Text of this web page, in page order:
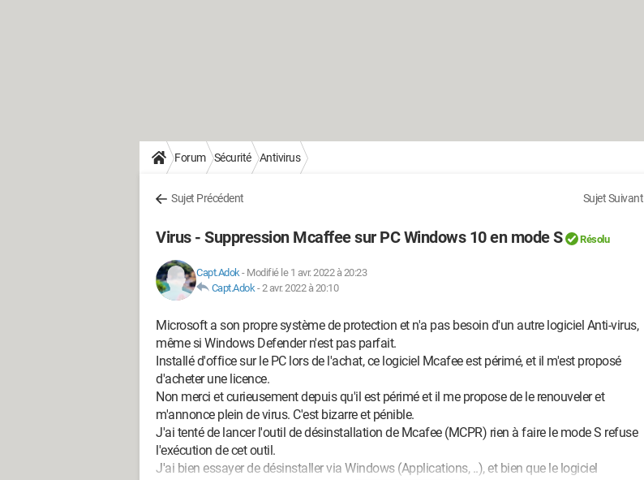
Forum Sécurité Antivirus
Sujet Précédent Sujet Suivant
Virus - Suppression Mcaffee sur PC Windows 10 en mode S Résolu
Capt.Adok- Modifié le 1 avr. 2022 à 20:23
Capt.Adok-2 avr. 2022 à 20:10
Microsoft a son propre système de protection et n'a pas besoin d'un autre logiciel Anti-virus,
même si Windows Defender n'est pas parfait.
Installé d'office sur le PC lors de l'achat, ce logiciel Mcafee est périmé, et il m'est proposé
d'acheter une licence.
Non merci et curieusement depuis qu'il est périmé et il me propose de le renouveler et
m'annonce plein de virus. C'est bizarre et pénible.
J'ai tenté de lancer l'outil de désinstallation de Mcafee (MCPR) rien à faire le mode S refuse
l'exécution de cet outil.
J'ai bien essayer de désinstaller via Windows (Applications, ..), et bien que le logiciel